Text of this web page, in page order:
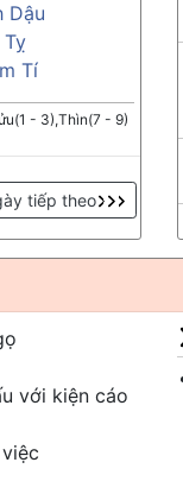
Dậu
Tỵ
Tí
- 3),Thìn(7 - 9)
tiếp theo
với kiện cáo